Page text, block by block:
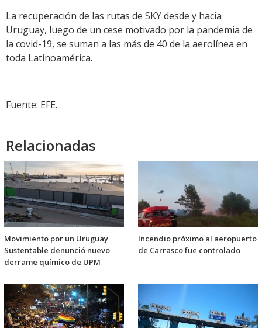
La recuperación de las rutas de SKY desde y hacia
Uruguay, luego de un cese motivado por la pandemia de
la covid-19, se suman a las más de 40 de la aerolínea en
toda Latinoamérica.
Fuente: EFE.
Relacionadas
Movimiento por un Uruguay
Sustentable denunció nuevo
derrame químico de UPM
Incendio próximo al aeropuerto
de Carrasco fue controlado